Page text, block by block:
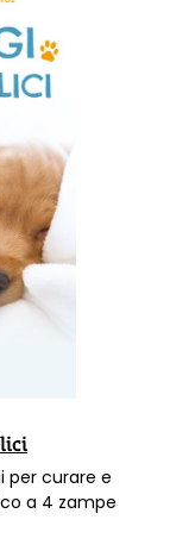
per curare e
amico a 4 zampe